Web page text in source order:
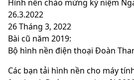
Hình nền chào mừng kỷ niệm
26.3.2022
26 Tháng 3, 2022
Bài cũ năm 2019:
Bộ hình nền điện thoại Đoàn
Các bạn tải hình nền cho máy